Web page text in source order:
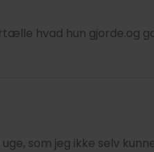
hvad hun gjorde.og
som jeg ikke selv